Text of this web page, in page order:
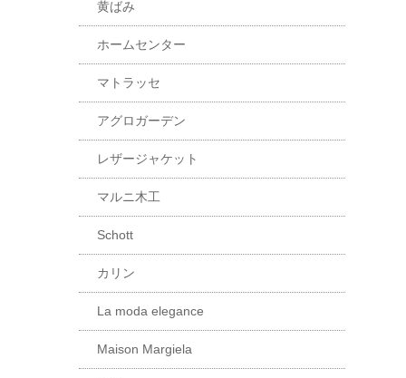
黄ばみ
ホームセンター
マトラッセ
アグロガーデン
レザージャケット
マルニ木工
Schott
カリン
La moda elegance
Maison Margiela